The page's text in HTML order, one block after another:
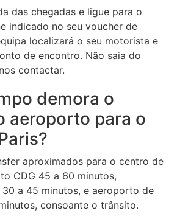
das chegadas e ligue para o
indicado no seu voucher de
localizará o seu motorista e
de encontro. Não saia do
contactar.
demora o
aeroporto para o
aproximados para o centro de
CDG 45 a 60 minutos,
a 45 minutos, e aeroporto de
consoante o trânsito.